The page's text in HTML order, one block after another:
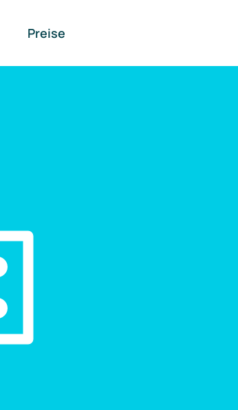
Preise